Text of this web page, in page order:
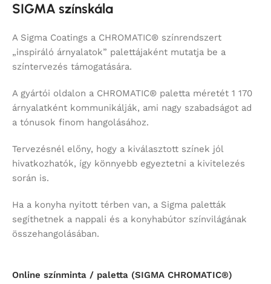
SIGMA színskála
A Sigma Coatings a CHROMATIC® színrendszert
„inspiráló árnyalatok” palettájaként mutatja be a
színtervezés támogatására.
A gyártói oldalon a CHROMATIC® paletta méretét 1 170
árnyalatként kommunikálják, ami nagy szabadságot ad
a tónusok finom hangolásához.
Tervezésnél előny, hogy a kiválasztott színek jól
hivatkozhatók, így könnyebb egyeztetni a kivitelezés
során is.
Ha a konyha nyitott térben van, a Sigma paletták
segíthetnek a nappali és a konyhabútor színvilágának
összehangolásában.
Online színminta / paletta (SIGMA CHROMATIC®)